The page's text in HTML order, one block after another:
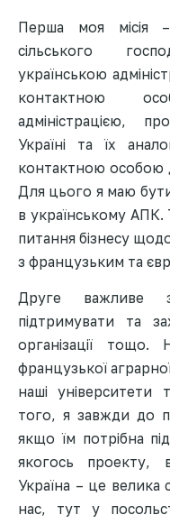
Перша моя місія –
сільського
українською
контактною
адміністрацією,
Україні та їх
контактною особою
Для цього я маю
в українському АПК.
питання бізнесу
з французьким та
Друге важливе
підтримувати та
організації
французької
наші університети
того, я завжди до
якщо їм потрібна
якогось проекту,
Україна – це велика
нас, тут у